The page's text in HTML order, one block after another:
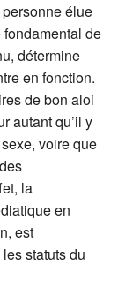
personne élue
de
détermine
en fonction.
de bon aloi
autant qu’il y
voire que
la
en
est
statuts du